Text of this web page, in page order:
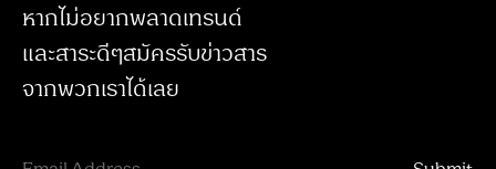
หากไม่อยากพลาดเทรนด์
และสาระดีๆสมัครรับข่าวสาร
จากพวกเราได้เลย